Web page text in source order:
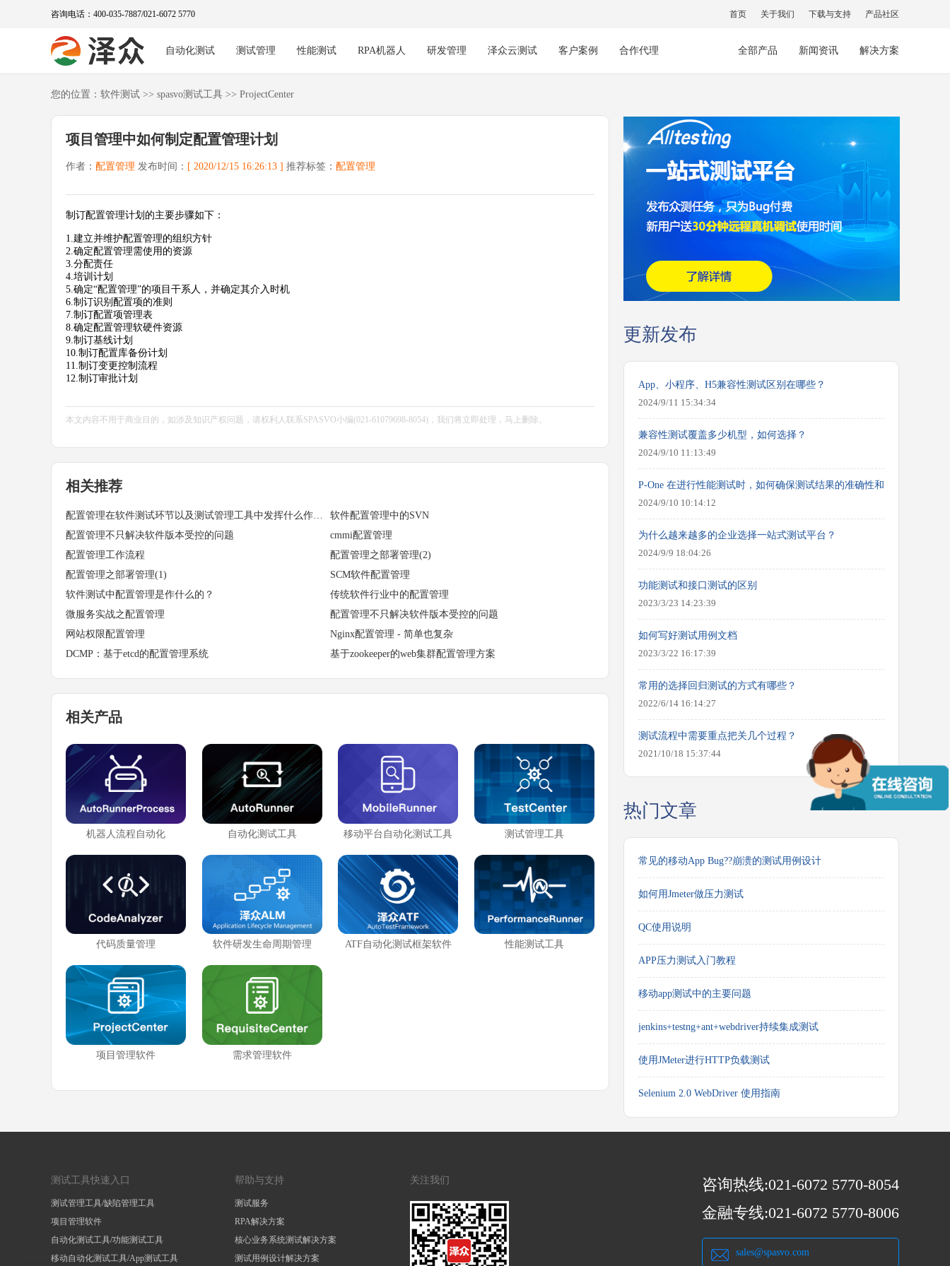
咨询电话：400-035-7887/021-6072 5770 首页 关于我们 下载与支持 产品社区
自动化测试 测试管理 性能测试 RPA机器人 研发管理 泽众云测试 客户案例 合作代理 全部产品 新闻资讯 解决方案
您的位置： 软件测试 >> spasvo测试工具 >> ProjectCenter
项目管理中如何制定配置管理计划
作者： 配置管理 发布时间： [ 2020/12/15 16:26:13 ] 推荐标签： 配置管理
制订配置管理计划的主要步骤如下：
1.建立并维护配置管理的组织方针
2.确定配置管理需使用的资源
3.分配责任
4.培训计划
5.确定“配置管理”的项目干系人，并确定其介入时机
6.制订识别配置项的准则
7.制订配置项管理表
8.确定配置管理软硬件资源
9.制订基线计划
10.制订配置库备份计划
11.制订变更控制流程
12.制订审批计划
本文内容不用于商业目的，如涉及知识产权问题，请权利人联系SPASVO小编(021-61079698-8054)，我们将立即处理，马上删除。
相关推荐
配置管理在软件测试环节以及测试管理工具中发挥什么作用？
软件配置管理中的SVN
配置管理不只解决软件版本受控的问题
cmmi配置管理
配置管理工作流程
配置管理之部署管理(2)
配置管理之部署管理(1)
SCM软件配置管理
软件测试中配置管理是作什么的？
传统软件行业中的配置管理
微服务实战之配置管理
配置管理不只解决软件版本受控的问题
网站权限配置管理
Nginx配置管理 - 简单也复杂
DCMP：基于etcd的配置管理系统
基于zookeeper的web集群配置管理方案
相关产品
机器人流程自动化 自动化测试工具 移动平台自动化测试工具 测试管理工具
代码质量管理 软件研发生命周期管理 ATF自动化测试框架软件 性能测试工具
项目管理软件 需求管理软件
更新发布
App、小程序、H5兼容性测试区别在哪些？
2024/9/11 15:34:34
兼容性测试覆盖多少机型，如何选择？
2024/9/10 11:13:49
P-One 在进行性能测试时，如何确保测试结果的准确性和可靠性？
2024/9/10 10:14:12
为什么越来越多的企业选择一站式测试平台？
2024/9/9 18:04:26
功能测试和接口测试的区别
2023/3/23 14:23:39
如何写好测试用例文档
2023/3/22 16:17:39
常用的选择回归测试的方式有哪些？
2022/6/14 16:14:27
测试流程中需要重点把关几个过程？
2021/10/18 15:37:44
热门文章
常见的移动App Bug??崩溃的测试用例设计
如何用Jmeter做压力测试
QC使用说明
APP压力测试入门教程
移动app测试中的主要问题
jenkins+testng+ant+webdriver持续集成测试
使用JMeter进行HTTP负载测试
Selenium 2.0 WebDriver 使用指南
测试工具快速入口
测试管理工具/缺陷管理工具
项目管理软件
自动化测试工具/功能测试工具
移动自动化测试工具/App测试工具
帮助与支持
测试服务
RPA解决方案
核心业务系统测试解决方案
测试用例设计解决方案
关注我们
咨询热线:021-6072 5770-8054
金融专线:021-6072 5770-8006
sales@spasvo.com